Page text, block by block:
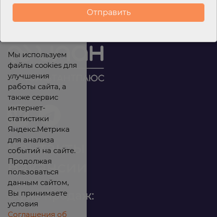
Контакты
Вакансии
Офис продаж:
Мы используем
файлы cookies для
улучшения
работы сайта, а
также сервис
интернет-
статистики
Яндекс.Метрика
для анализа
событий на сайте.
Продолжая
пользоваться
данным сайтом,
Вы принимаете
условия
Соглашения об